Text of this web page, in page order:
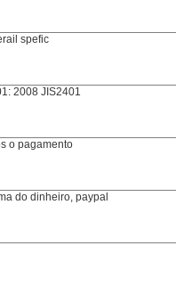
spefic
2008 JIS2401
o pagamento
do dinheiro, paypal